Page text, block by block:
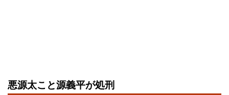
悪源太こと源義平が処刑